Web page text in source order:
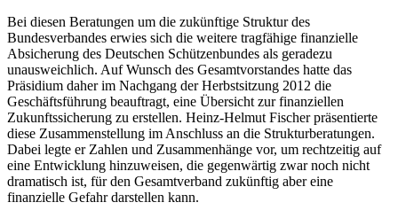
Bei diesen Beratungen um die zukünftige Struktur des
Bundesverbandes erwies sich die weitere tragfähige finanzielle
Absicherung des Deutschen Schützenbundes als geradezu
unausweichlich. Auf Wunsch des Gesamtvorstandes hatte das
Präsidium daher im Nachgang der Herbstsitzung 2012 die
Geschäftsführung beauftragt, eine Übersicht zur finanziellen
Zukunftssicherung zu erstellen. Heinz-Helmut Fischer präsentierte
diese Zusammenstellung im Anschluss an die Strukturberatungen.
Dabei legte er Zahlen und Zusammenhänge vor, um rechtzeitig auf
eine Entwicklung hinzuweisen, die gegenwärtig zwar noch nicht
dramatisch ist, für den Gesamtverband zukünftig aber eine
finanzielle Gefahr darstellen kann.